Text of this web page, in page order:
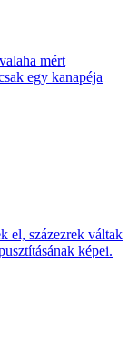
mért
egy kanapéja
el, százezrek váltak
képei.